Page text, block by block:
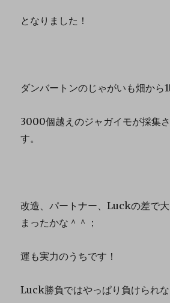
となりました！
ダンバートンのじゃがいも畑から
3000個越えのジャガイモが採集
す。
改造、パートナー、Luckの差で
まったかな＾＾；
運も実力のうちです！
Luck勝負ではやっぱり負けられな